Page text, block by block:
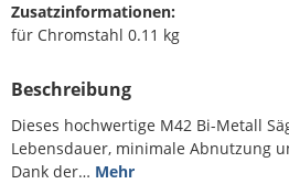
Zusatzinformationen:
für Chromstahl 0.11 kg
Beschreibung
Dieses hochwertige M42 Bi-Metall
Lebensdauer, minimale Abnutzung
Dank der… Mehr